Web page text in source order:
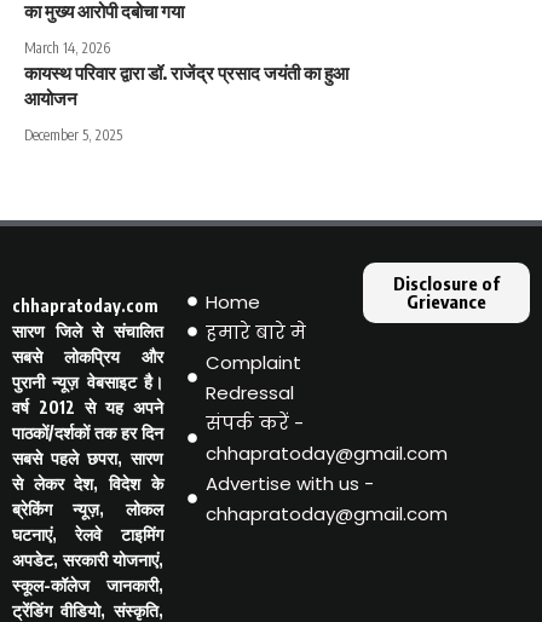
का मुख्य आरोपी दबोचा गया
March 14, 2026
कायस्थ परिवार द्वारा डॉ. राजेंद्र प्रसाद जयंती का हुआ
आयोजन
December 5, 2025
chhapratoday.com
सारण जिले से संचालित
सबसे लोकप्रिय और
पुरानी न्यूज़ वेबसाइट है।
वर्ष 2012 से यह अपने
पाठकों/दर्शकों तक हर दिन
सबसे पहले छपरा, सारण
से लेकर देश, विदेश के
ब्रेकिंग न्यूज़, लोकल
घटनाएं, रेलवे टाइमिंग
अपडेट, सरकारी योजनाएं,
स्कूल-कॉलेज जानकारी,
ट्रेंडिंग वीडियो, संस्कृति,
Home
हमारे बारे मे
Complaint
Redressal
संपर्क करें -
chhapratoday@gmail.com
Advertise with us -
chhapratoday@gmail.com
Disclosure of
Grievance